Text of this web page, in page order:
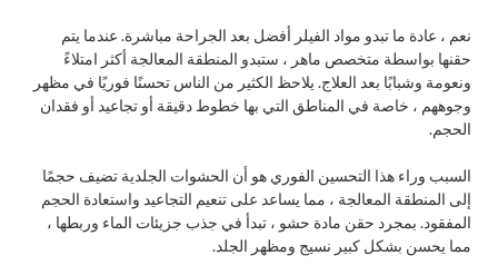
نعم ، عادة ما تبدو مواد الفيلر أفضل بعد الجراحة مباشرة. عندما يتم
حقنها بواسطة متخصص ماهر ، ستبدو المنطقة المعالجة أكثر امتلاءً
ونعومة وشبابًا بعد العلاج. يلاحظ الكثير من الناس تحسنًا فوريًا في مظهر
وجوههم ، خاصة في المناطق التي بها خطوط دقيقة أو تجاعيد أو فقدان
الحجم.
السبب وراء هذا التحسين الفوري هو أن الحشوات الجلدية تضيف حجمًا
إلى المنطقة المعالجة ، مما يساعد على تنعيم التجاعيد واستعادة الحجم
المفقود. بمجرد حقن مادة حشو ، تبدأ في جذب جزيئات الماء وربطها ،
مما يحسن بشكل كبير نسيج ومظهر الجلد.